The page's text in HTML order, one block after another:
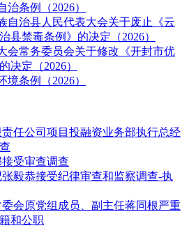
条例（2026）
自治县人民代表大会关于废止《云
县禁毒条例》的决定（2026）
会常务委员会关于修改《开封市优
决定（2026）
条例（2026）
任公司项目投融资业务部执行总经
受审查调查
毅恭接受纪律审查和监察调查-执
会原党组成员、副主任蒋同根严重
和公职